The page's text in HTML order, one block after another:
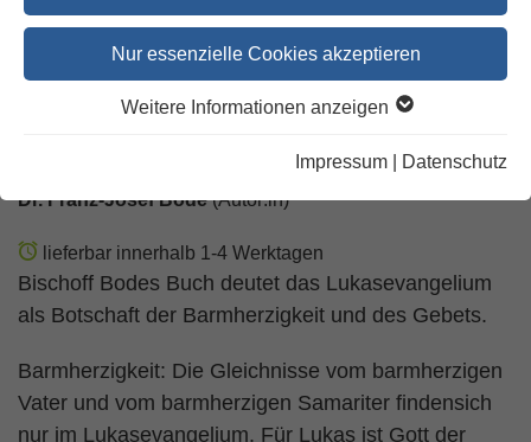
Nur essenzielle Cookies akzeptieren
Weitere Informationen anzeigen
Impressum Datenschutz
Heute erfüllt sich das Wort
Die Botschaft des Lukas-Evangeliums
Dr. Franz-Josef Bode(Autor:in)
lieferbar innerhalb 1-4 Werktagen
Bischoff Bodes Buch deutet das Lukasevangelium
als Botschaft der Barmherzigkeit und des Gebets.
Barmherzigkeit: Die Gleichnisse vom barmherzigen
Vater und vom barmherzigen Samariter findensich
nur im Lukasevangelium. Für Lukas ist Gott der